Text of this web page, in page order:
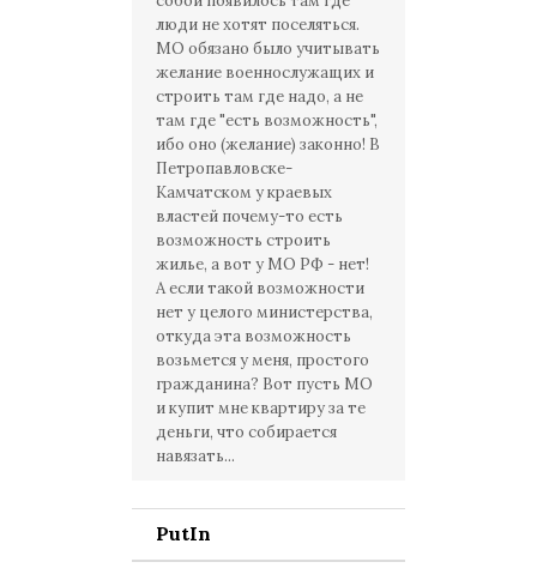
люди не хотят поселяться.
МО обязано было учитывать
желание военнослужащих и
строить там где надо, а не
там где "есть возможность",
ибо оно (желание) законно! В
Петропавловске-
Камчатском у краевых
властей почему-то есть
возможность строить
жилье, а вот у МО РФ - нет!
А если такой возможности
нет у целого министерства,
откуда эта возможность
возьмется у меня, простого
гражданина? Вот пусть МО
и купит мне квартиру за те
деньги, что собирается
навязать...
PutIn